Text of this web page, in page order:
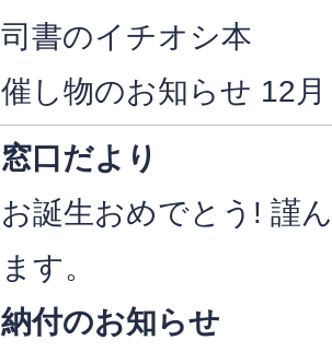
司書のイチオシ本
催し物のお知らせ 12月
窓口だより
お誕生おめでとう! 謹
ます。
納付のお知らせ